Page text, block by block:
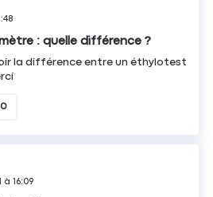
: quelle différence ?
la différence entre un éthylotest
0
à16:09